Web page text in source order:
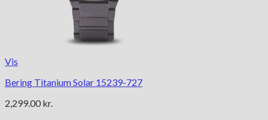
Vis
Bering Titanium Solar 15239-727
2,299.00 kr.